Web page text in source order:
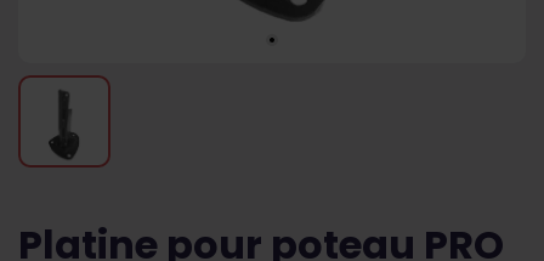
Platine pour poteau PRO